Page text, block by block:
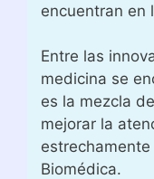
encuentran en
Entre las
medicina se
es la mezcla
mejorar la
Biomédica.